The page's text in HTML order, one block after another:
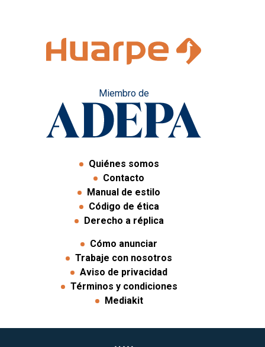
Miembro de
Quiénes somos
Contacto
Manual de estilo
Código de ética
Derecho a réplica
Cómo anunciar
Trabaje con nosotros
Aviso de privacidad
Términos y condiciones
Mediakit